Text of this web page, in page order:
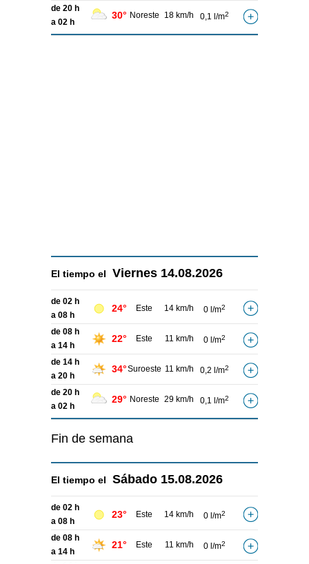
de 20 h
a 02 h
30° Noreste 18 km/h 0,1 l/m2
El tiempo el Viernes 14.08.2026
de 02 h
a 08 h
24° Este 14 km/h 0 l/m2
de 08 h
a 14 h
22° Este 11 km/h 0 l/m2
de 14 h
a 20 h
34°Suroeste 11 km/h 0,2 l/m2
de 20 h
a 02 h
29° Noreste 29 km/h 0,1 l/m2
Fin de semana
El tiempo el Sábado 15.08.2026
de 02 h
a 08 h
23° Este 14 km/h 0 l/m2
de 08 h
a 14 h
21° Este 11 km/h 0 l/m2